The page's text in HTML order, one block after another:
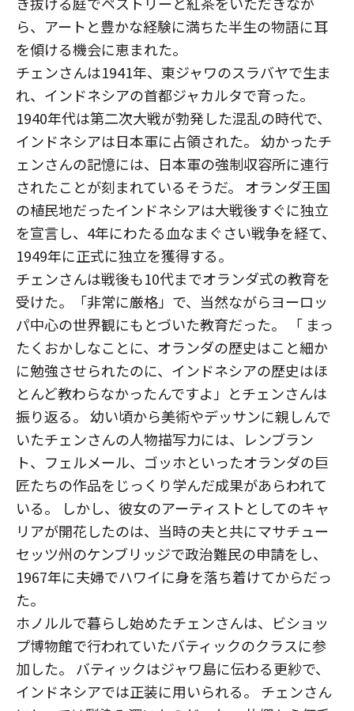
ら、アートと豊かな経験に満ちた半生の物語に耳
を傾ける機会に恵まれた。
チェンさんは1941年、東ジャワのスラバヤで生ま
れ、インドネシアの首都ジャカルタで育った。
1940年代は第二次大戦が勃発した混乱の時代で、
インドネシアは日本軍に占領された。 幼かったチ
ェンさんの記憶には、日本軍の強制収容所に連行
されたことが刻まれているそうだ。 オランダ王国
の植民地だったインドネシアは大戦後すぐに独立
を宣言し、4年にわたる血なまぐさい戦争を経て、
1949年に正式に独立を獲得する。
チェンさんは戦後も10代までオランダ式の教育を
受けた。「非常に厳格」で、当然ながらヨーロッ
パ中心の世界観にもとづいた教育だった。 「 まっ
たくおかしなことに、オランダの歴史はこと細か
に勉強させられたのに、インドネシアの歴史はほ
とんど教わらなかったんですよ」とチェンさんは
振り返る。 幼い頃から美術やデッサンに親しんで
いたチェンさんの人物描写力には、レンブラン
ト、フェルメール、ゴッホといったオランダの巨
匠たちの作品をじっくり学んだ成果があらわれて
いる。 しかし、彼女のアーティストとしてのキャ
リアが開花したのは、当時の夫と共にマサチュー
セッツ州のケンブリッジで政治難民の申請をし、
1967年に夫婦でハワイに身を落ち着けてからだっ
た。
ホノルルで暮らし始めたチェンさんは、ビショッ
プ博物館で行われていたバティックのクラスに参
加した。 バティックはジャワ島に伝わる更紗で、
インドネシアでは正装に用いられる。 チェンさん